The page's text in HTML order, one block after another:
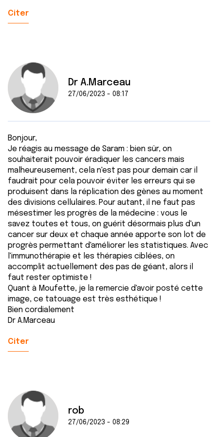
Citer
Dr A.Marceau
27/06/2023 - 08:17
Bonjour,
Je réagis au message de Saram : bien sûr, on
souhaiterait pouvoir éradiquer les cancers mais
malheureusement, cela n'est pas pour demain car il
faudrait pour cela pouvoir éviter les erreurs qui se
produisent dans la réplication des gènes au moment
des divisions cellulaires. Pour autant, il ne faut pas
mésestimer les progrès de la médecine : vous le
savez toutes et tous, on guérit désormais plus d'un
cancer sur deux et chaque année apporte son lot de
progrès permettant d'améliorer les statistiques. Avec
l'immunothérapie et les thérapies ciblées, on
accomplit actuellement des pas de géant, alors il
faut rester optimiste !
Quant à Moufette, je la remercie d'avoir posté cette
image, ce tatouage est très esthétique !
Bien cordialement
Dr A.Marceau
Citer
rob
27/06/2023 - 08:29